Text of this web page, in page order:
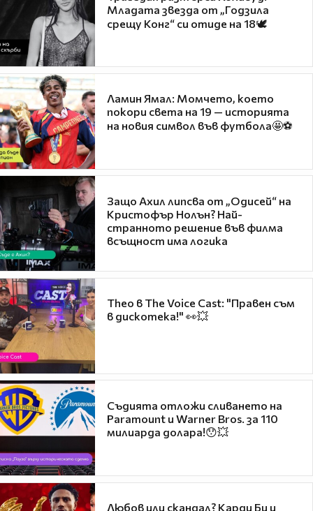
Младата звезда от „Годзила
срещу Конг“ си отиде на 18🕊️
Ламин Ямал: Момчето, което
покори света на 19 — историята
на новия символ във футбола🤩⚽
Защо Ахил липсва от „Одисей“ на
Кристофър Нолън? Най-
странното решение във филма
всъщност има логика
Theo в The Voice Cast: "Правен съм
в дискотека!" 👀💥
Съдията отложи сливането на
Paramount и Warner Bros. за 110
милиарда долара!😯💥
Любов или скандал? Карди Би и